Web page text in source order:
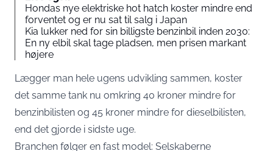
Hondas nye elektriske hot hatch koster mindre end
forventet og er nu sat til salg i Japan
Kia lukker ned for sin billigste benzinbil inden 2030:
En ny elbil skal tage pladsen, men prisen markant
højere
Lægger man hele ugens udvikling sammen, koster
det samme tank nu omkring 40 kroner mindre for
benzinbilisten og 45 kroner mindre for dieselbilisten,
end det gjorde i sidste uge.
Branchen følger en fast model: Selskaberne